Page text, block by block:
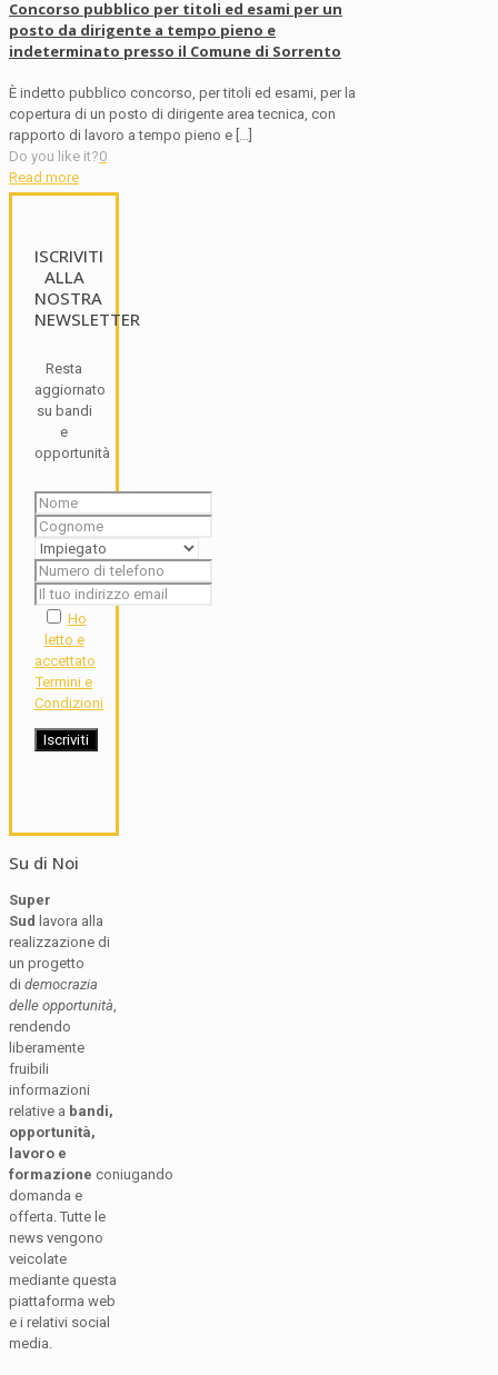
Concorso pubblico per titoli ed esami per un
posto da dirigente a tempo pieno e
indeterminato presso il Comune di Sorrento
È indetto pubblico concorso, per titoli ed esami, per la
copertura di un posto di dirigente area tecnica, con
rapporto di lavoro a tempo pieno e […]
Do you like it?0
Read more
ISCRIVITI
ALLA
NOSTRA
NEWSLETTER
Resta
aggiornato
su bandi
e
opportunità
Ho
letto e
accettato
Termini e
Condizioni
Su di Noi
Super
Sud lavora alla
realizzazione di
un progetto
di democrazia
delle opportunità
rendendo
liberamente
fruibili
informazioni
relative a bandi,
opportunità,
lavoro e
formazione coniugando
domanda e
offerta. Tutte le
news vengono
veicolate
mediante questa
piattaforma web
e i relativi social
media.